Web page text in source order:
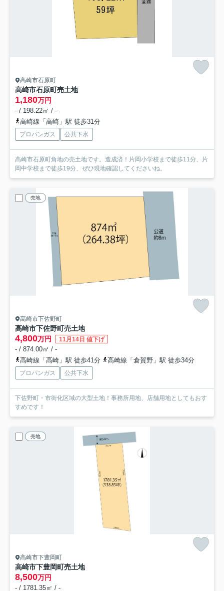
高崎市石原町
高崎市石原町売土地
1,180万円
- / 198.22㎡ / -
高崎線「高崎」駅 徒歩31分
プロパンガス 公共下水
高崎市石原町角地の売土地です。造成済！片岡小学校まで徒歩11分、片
岡中学校まで徒歩19分、ぜひ現地確認してくださいね。
売地
高崎市下佐野町
高崎市下佐野町売土地
4,800万円 11月14日 値下げ
- / 874.00㎡ / -
高崎線「高崎」駅 徒歩41分
高崎線「倉賀野」駅 徒歩34分
プロパンガス 公共下水
下佐野町・市街化区域の大型土地！事務所用地、店舗用地としてもおす
すめです！
売地
高崎市下豊岡町
高崎市下豊岡町売土地
8,500万円
- / 1781.35㎡ / -